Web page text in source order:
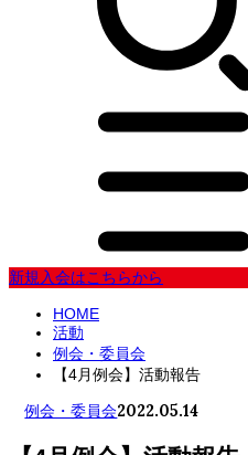
新規入会はこちらから
HOME
活動
例会・委員会
【4月例会】活動報告
例会・委員会2022.05.14